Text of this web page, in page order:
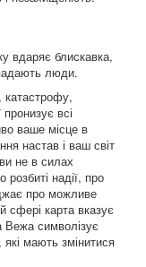
вдаряє блискавка,
люди.
катастрофу,
всі
ваше місце в
настав і ваш світ
не в силах
надії, про
про можливе
сфері карта вказує
Вежа символізує
мають змінитися